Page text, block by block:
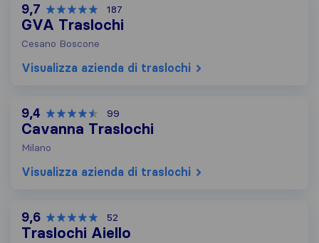
9,7 187
GVA Traslochi
Cesano Boscone
Visualizza azienda di traslochi
9,4 99
Cavanna Traslochi
Milano
Visualizza azienda di traslochi
9,6 52
Traslochi Aiello